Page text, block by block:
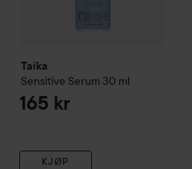
Taika
Sensitive Serum 30 ml
165 kr
KJØP